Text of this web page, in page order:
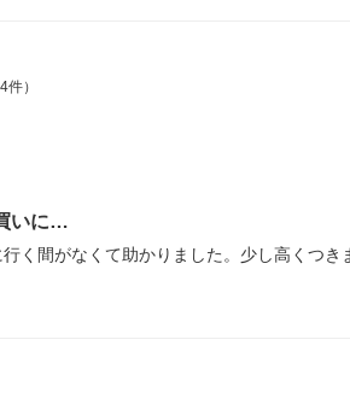
4件）
いに…
く間がなくて助かりました。少し高くつき